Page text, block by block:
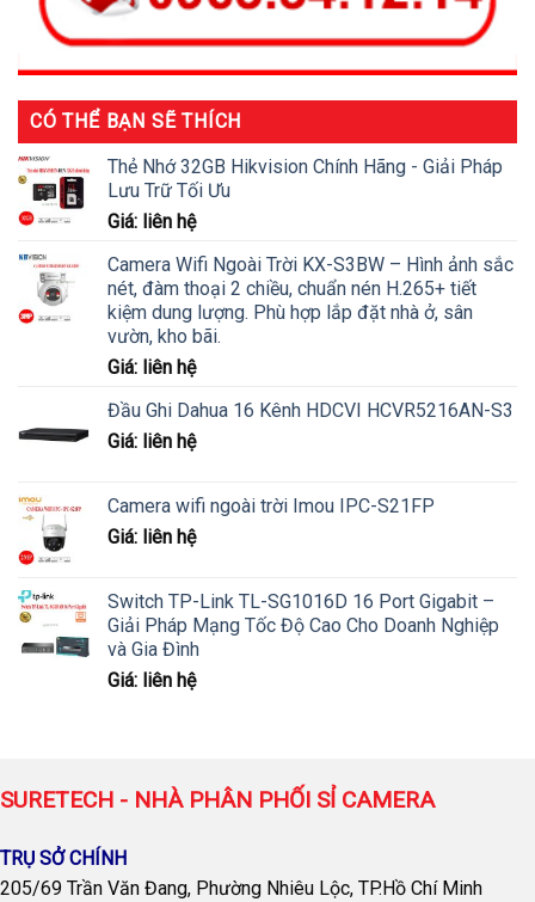
CÓ THỂ BẠN SẼ THÍCH
Thẻ Nhớ 32GB Hikvision Chính Hãng - Giải Pháp
Lưu Trữ Tối Ưu
Giá: liên hệ
Camera Wifi Ngoài Trời KX-S3BW – Hình ảnh sắc
nét, đàm thoại 2 chiều, chuẩn nén H.265+ tiết
kiệm dung lượng. Phù hợp lắp đặt nhà ở, sân
vườn, kho bãi.
Giá: liên hệ
Đầu Ghi Dahua 16 Kênh HDCVI HCVR5216AN-S3
Giá: liên hệ
Camera wifi ngoài trời Imou IPC-S21FP
Giá: liên hệ
Switch TP-Link TL-SG1016D 16 Port Gigabit –
Giải Pháp Mạng Tốc Độ Cao Cho Doanh Nghiệp
và Gia Đình
Giá: liên hệ
SURETECH - NHÀ PHÂN PHỐI SỈ CAMERA
TRỤ SỞ CHÍNH
205/69 Trần Văn Đang, Phường Nhiêu Lộc, TP.Hồ Chí Minh